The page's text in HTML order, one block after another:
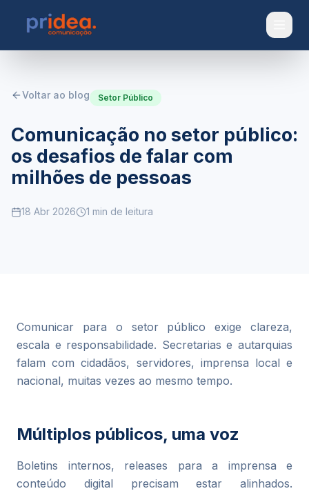
Voltar ao blog Setor Público
Comunicação no setor público:
os desafios de falar com
milhões de pessoas
18 Abr 2026 1 min de leitura
Comunicar para o setor público exige clareza,
escala e responsabilidade. Secretarias e autarquias
falam com cidadãos, servidores, imprensa local e
nacional, muitas vezes ao mesmo tempo.
Múltiplos públicos, uma voz
Boletins internos, releases para a imprensa e
conteúdo digital precisam estar alinhados.